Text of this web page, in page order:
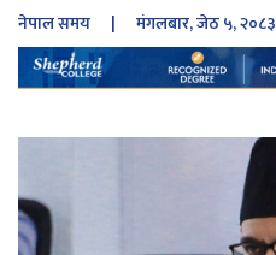
नेपाल समय | मंगलबार, जेठ ५, २०८३